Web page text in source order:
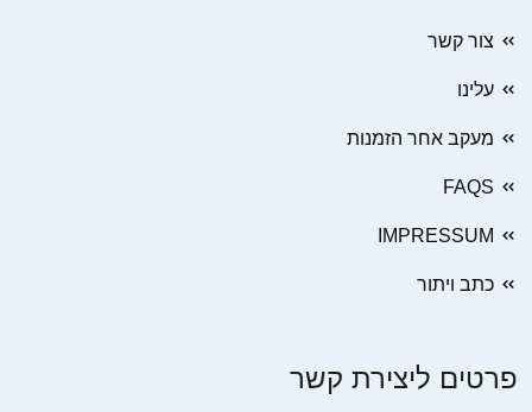
צור קשר
עלינו
מעקב אחר הזמנות
FAQS
IMPRESSUM
כתב ויתור
פרטים ליצירת קשר